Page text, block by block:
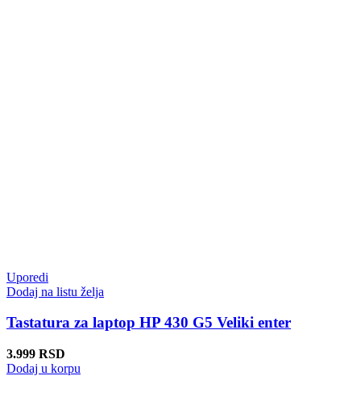
Uporedi
Dodaj na listu želja
Tastatura za laptop HP 430 G5 Veliki enter
3.999 RSD
Dodaj u korpu